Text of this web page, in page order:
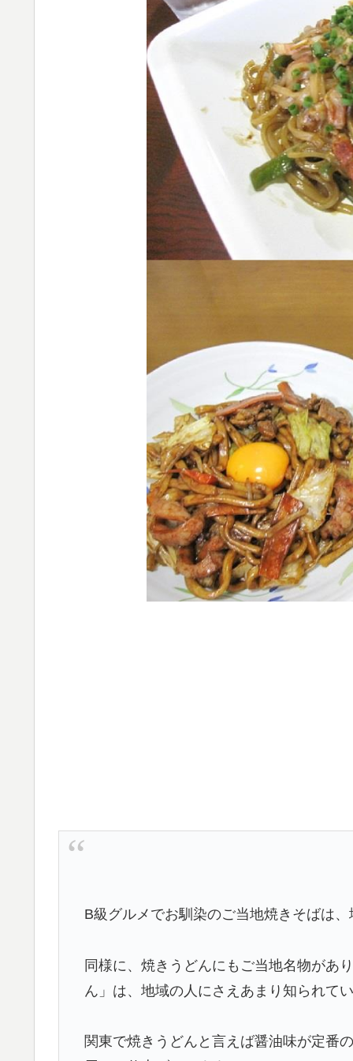
B級グルメでお馴染のご当地焼きそばは
同様に、焼きうどんにもご当地名物があ
ん」は、地域の人にさえあまり知られて
関東で焼きうどんと言えば醤油味が定番